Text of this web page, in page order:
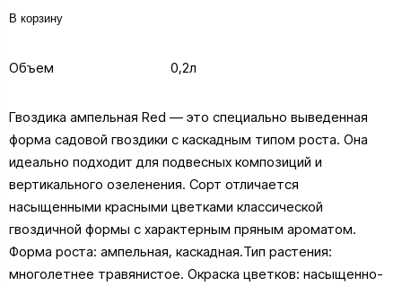
В корзину
Объем 0,2л
Гвоздика ампельная Red — это специально выведенная
форма садовой гвоздики с каскадным типом роста. Она
идеально подходит для подвесных композиций и
вертикального озеленения. Сорт отличается
насыщенными красными цветками классической
гвоздичной формы с характерным пряным ароматом.
Форма роста: ампельная, каскадная.Тип растения:
многолетнее травянистое. Окраска цветков: насыщенно-